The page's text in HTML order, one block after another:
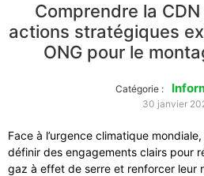
Comprendre la CDN
actions stratégiques
ONG pour le
Catégorie :
30 janvier
Face à l’urgence climatique
définir des engagements clairs pour
gaz à effet de serre et renforcer leur